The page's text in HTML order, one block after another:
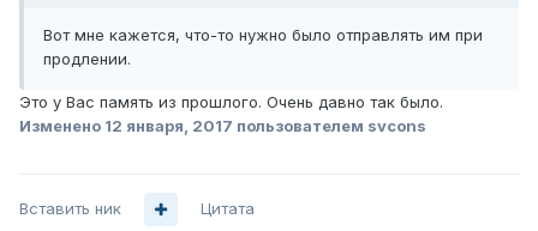
Вот мне кажется, что-то нужно было отправлять им при
продлении.
Это у Вас память из прошлого. Очень давно так было.
Изменено 12 января, 2017 пользователем svcons
Вставить ник Цитата